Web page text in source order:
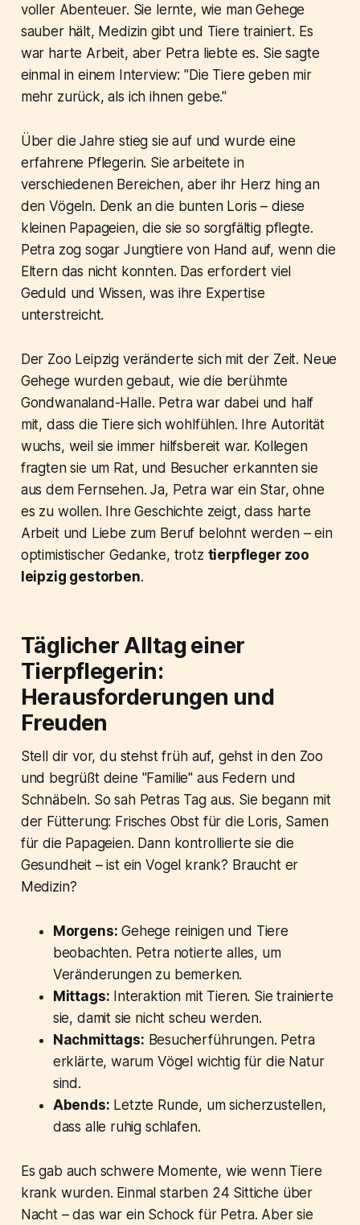
voller Abenteuer. Sie lernte, wie man Gehege
sauber hält, Medizin gibt und Tiere trainiert. Es
war harte Arbeit, aber Petra liebte es. Sie sagte
einmal in einem Interview: "Die Tiere geben mir
mehr zurück, als ich ihnen gebe."
Über die Jahre stieg sie auf und wurde eine
erfahrene Pflegerin. Sie arbeitete in
verschiedenen Bereichen, aber ihr Herz hing an
den Vögeln. Denk an die bunten Loris – diese
kleinen Papageien, die sie so sorgfältig pflegte.
Petra zog sogar Jungtiere von Hand auf, wenn die
Eltern das nicht konnten. Das erfordert viel
Geduld und Wissen, was ihre Expertise
unterstreicht.
Der Zoo Leipzig veränderte sich mit der Zeit. Neue
Gehege wurden gebaut, wie die berühmte
Gondwanaland-Halle. Petra war dabei und half
mit, dass die Tiere sich wohlfühlen. Ihre Autorität
wuchs, weil sie immer hilfsbereit war. Kollegen
fragten sie um Rat, und Besucher erkannten sie
aus dem Fernsehen. Ja, Petra war ein Star, ohne
es zu wollen. Ihre Geschichte zeigt, dass harte
Arbeit und Liebe zum Beruf belohnt werden – ein
optimistischer Gedanke, trotz tierpfleger zoo
leipzig gestorben.
Täglicher Alltag einer
Tierpflegerin:
Herausforderungen und
Freuden
Stell dir vor, du stehst früh auf, gehst in den Zoo
und begrüßt deine "Familie" aus Federn und
Schnäbeln. So sah Petras Tag aus. Sie begann mit
der Fütterung: Frisches Obst für die Loris, Samen
für die Papageien. Dann kontrollierte sie die
Gesundheit – ist ein Vogel krank? Braucht er
Medizin?
Morgens: Gehege reinigen und Tiere
beobachten. Petra notierte alles, um
Veränderungen zu bemerken.
Mittags: Interaktion mit Tieren. Sie trainierte
sie, damit sie nicht scheu werden.
Nachmittags: Besucherführungen. Petra
erklärte, warum Vögel wichtig für die Natur
sind.
Abends: Letzte Runde, um sicherzustellen,
dass alle ruhig schlafen.
Es gab auch schwere Momente, wie wenn Tiere
krank wurden. Einmal starben 24 Sittiche über
Nacht – das war ein Schock für Petra. Aber sie